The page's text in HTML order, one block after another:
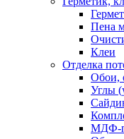
Пена
Клеи
Отделка
Обои,
Углы
МДФ-